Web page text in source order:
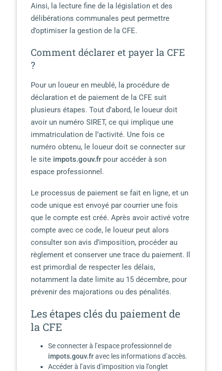
Ainsi, la lecture fine de la législation et des
délibérations communales peut permettre
d’optimiser la gestion de la CFE.
Comment déclarer et payer la CFE
?
Pour un loueur en meublé, la procédure de
déclaration et de paiement de la CFE suit
plusieurs étapes. Tout d’abord, le loueur doit
avoir un numéro SIRET, ce qui implique une
immatriculation de l’activité. Une fois ce
numéro obtenu, le loueur doit se connecter sur
le site impots.gouv.frpour accéder à son
espace professionnel.
Le processus de paiement se fait en ligne, et un
code unique est envoyé par courrier une fois
que le compte est créé. Après avoir activé votre
compte avec ce code, le loueur peut alors
consulter son avis d’imposition, procéder au
règlement et conserver une trace du paiement. Il
est primordial de respecter les délais,
notamment la date limite au 15 décembre, pour
prévenir des majorations ou des pénalités.
Les étapes clés du paiement de
la CFE
Se connecter à l’espace professionnel de
impots.gouv.fravec les informations d’accès.
Accéder à l’avis d’imposition via l’onglet